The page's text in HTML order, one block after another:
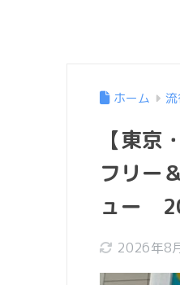
ホーム
【東
フリー
ュー
2026年8